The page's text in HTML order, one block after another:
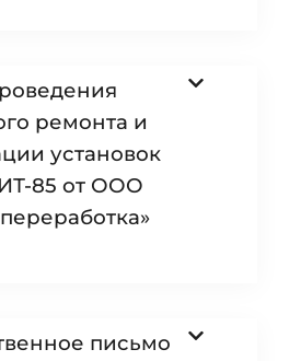
ремонта и
установок
85 от ООО
письмо